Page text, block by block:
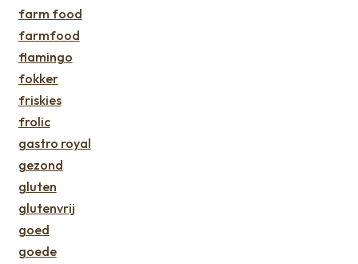
farm food
farmfood
flamingo
fokker
friskies
frolic
gastro royal
gezond
gluten
glutenvrij
goed
goede